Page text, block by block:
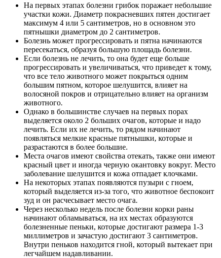
На первых этапах болезни грибок поражает небольшие
участки кожи. Диаметр покрасневших пятен достигает
максимум 4 или 5 сантиметров, но в основном это
пятнышки диаметром до 2 сантиметров.
Болезнь может прогрессировать и пятна начинаются
пересекаться, образуя большую площадь болезни.
Если болезнь не лечить, то она будет еще больше
прогрессировать и увеличиваться, что приведет к тому,
что все тело животного может покрыться одним
большим пятном, которое шелушится, влияет на
волосяной покров и отрицательно влияет на организм
животного.
Однако в большинстве случаев на первых порах
выделяется около 2 больших очагов, которые и надо
лечить. Если их не лечить, то рядом начинают
появляться мелкие красные пятнышки, которые и
разрастаются в более большие.
Места очагов имеют свойства отекать, также они имеют
красный цвет и иногда черную окантовку вокруг. Место
заболевание шелушится и кожа отпадает клочками.
На некоторых этапах появляются пузыри с гноем,
который выделяется из-за того, что животное беспокоит
зуд и он расчесывает место очага.
Через несколько недель после болезни корки раны
начинают обламываться, на их местах образуются
болезненные пеньки, которые достигают размера 1-3
миллиметров и зачастую достигают 3 сантиметров.
Внутри пеньков находится гной, который вытекает при
легчайшем надавливании.